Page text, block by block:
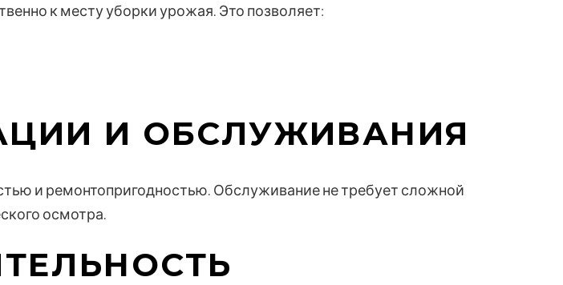
к месту уборки урожая. Это позволяет:
И ОБСЛУЖИВАНИЯ
и ремонтопригодностью. Обслуживание не требует сложной
осмотра.